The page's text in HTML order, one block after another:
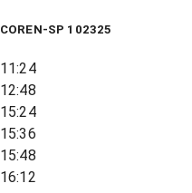
COREN-SP 102325
11:24
12:48
15:24
15:36
15:48
16:12